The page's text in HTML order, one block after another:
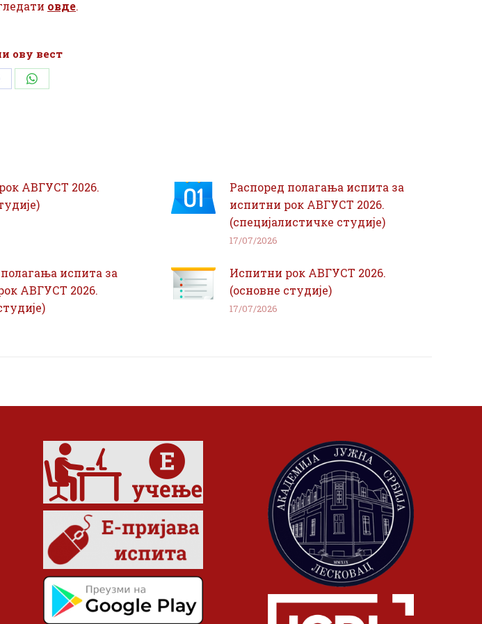
овде.
ову вест
Share
АВГУСТ 2026.
Распоред полагања испита за
испитни рок АВГУСТ 2026.
(специјалистичке студије)
17/07/2026
испита за
АВГУСТ 2026.
Испитни рок АВГУСТ 2026.
(основне студије)
17/07/2026